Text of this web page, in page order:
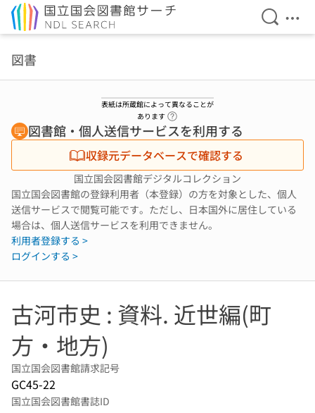
検索を
メ
図書
表紙は所蔵館によって異なることが
あります
図書館・個人送信サービスを利用する
収録元データベースで確認する
国立国会図書館デジタルコレクション
国立国会図書館の登録利用者（本登録）の方を対象とした、個人
送信サービスで閲覧可能です。ただし、日本国外に居住している
場合は、個人送信サービスを利用できません。
利用者登録する >
ログインする >
古河市史 : 資料. 近世編(町
方・地方)
国立国会図書館請求記号
GC45-22
国立国会図書館書誌ID